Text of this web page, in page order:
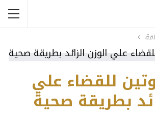
للقضاء علي
بطريقة صحية